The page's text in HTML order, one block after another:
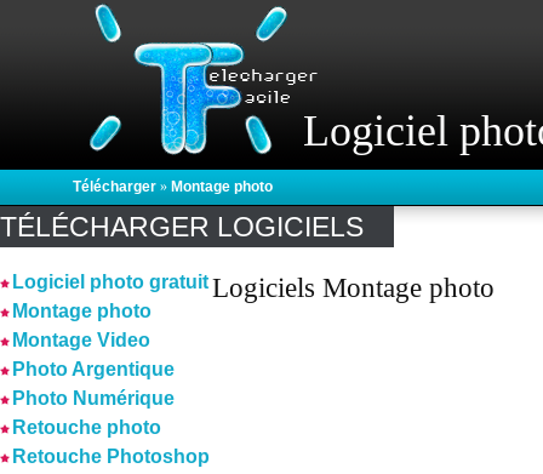
Logiciel
Télécharger » Montage photo
TÉLÉCHARGER LOGICIELS
Logiciel photo gratuit
Montage photo
Montage Video
Photo Argentique
Photo Numérique
Retouche photo
Retouche Photoshop
Logiciels Montage photo